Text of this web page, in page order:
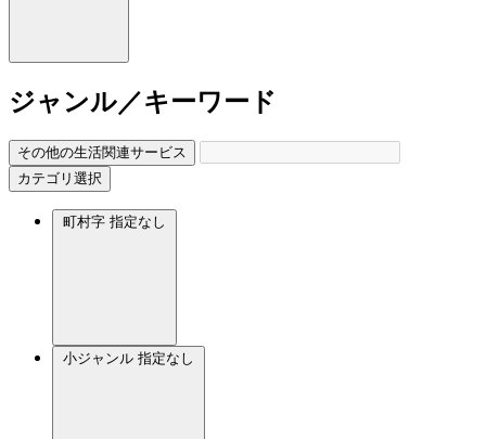
ジャンル／キーワード
その他の生活関連サービス
カテゴリ選択
町村字 指定なし
小ジャンル 指定なし